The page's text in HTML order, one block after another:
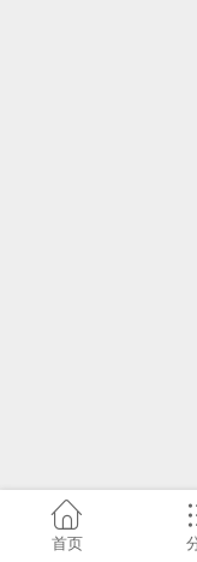
首页